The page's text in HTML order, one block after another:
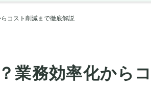
コスト削減まで徹底解説
業務効率化からコ